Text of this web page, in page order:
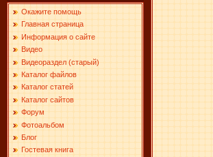
Окажите помощь
Главная страница
Информация о сайте
Видео
Видеораздел (старый)
Каталог файлов
Каталог статей
Каталог сайтов
Форум
Фотоальбом
Блог
Гостевая книга